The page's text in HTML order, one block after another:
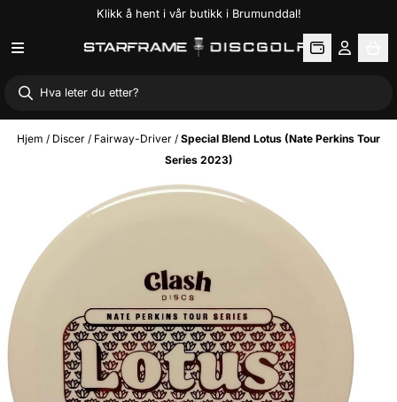
Hopp til innholdKlikk å hent i vår butikk i Brumunddal!
Hjem / Discer / Fairway-Driver / Special Blend Lotus (Nate Perkins Tour
Series 2023)